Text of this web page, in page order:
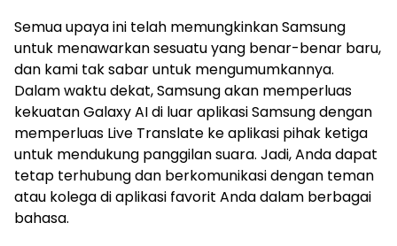
Semua upaya ini telah memungkinkan Samsung
untuk menawarkan sesuatu yang benar-benar baru,
dan kami tak sabar untuk mengumumkannya.
Dalam waktu dekat, Samsung akan memperluas
kekuatan Galaxy AI di luar aplikasi Samsung dengan
memperluas Live Translate ke aplikasi pihak ketiga
untuk mendukung panggilan suara. Jadi, Anda dapat
tetap terhubung dan berkomunikasi dengan teman
atau kolega di aplikasi favorit Anda dalam berbagai
bahasa.